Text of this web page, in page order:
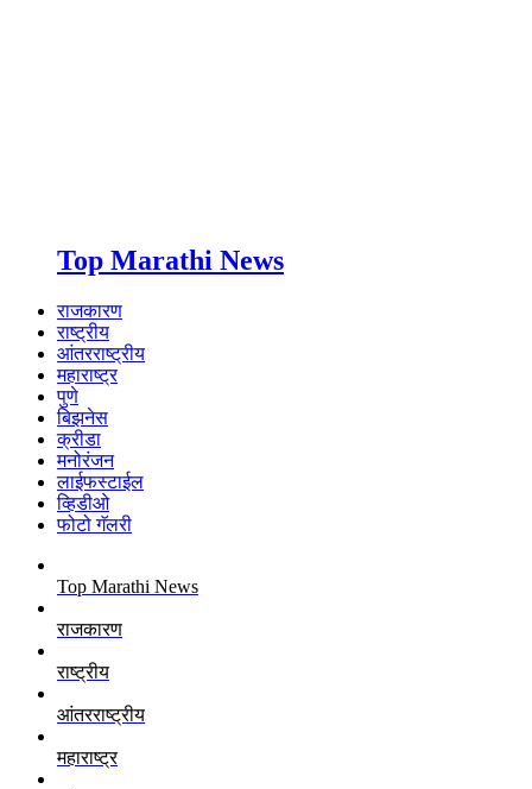
Top Marathi News
राजकारण
राष्ट्रीय
आंतरराष्ट्रीय
महाराष्ट्र
पुणे
बिझनेस
क्रीडा
मनोरंजन
लाईफस्टाईल
व्हिडीओ
फोटो गॅलरी
Top Marathi News
राजकारण
राष्ट्रीय
आंतरराष्ट्रीय
महाराष्ट्र